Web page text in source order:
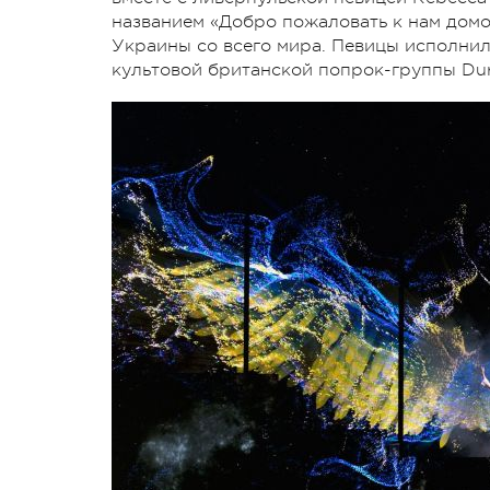
названием «Добро пожаловать к нам
Украины со всего мира. Певицы
культовой британской попрок-группы